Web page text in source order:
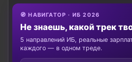
🧭 НАВИГАТОР · ИБ 2026
Не знаешь, какой трек
5 направлений ИБ, реальные
каждого — в одном треде.